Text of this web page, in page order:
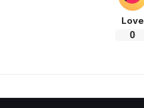
Love
0